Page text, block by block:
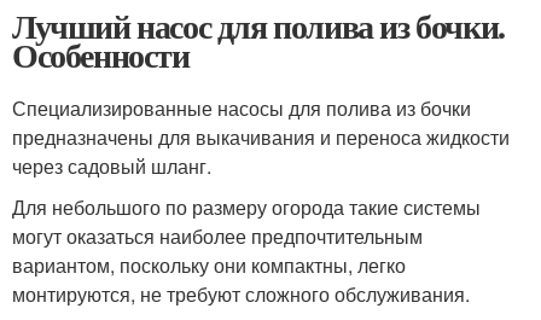
Лучший насос для полива из бочки.
Особенности
Специализированные насосы для полива из бочки
предназначены для выкачивания и переноса жидкости
через садовый шланг.
Для небольшого по размеру огорода такие системы
могут оказаться наиболее предпочтительным
вариантом, поскольку они компактны, легко
монтируются, не требуют сложного обслуживания.